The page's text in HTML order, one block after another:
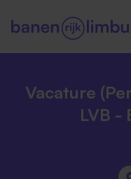
Vacature
LVB -